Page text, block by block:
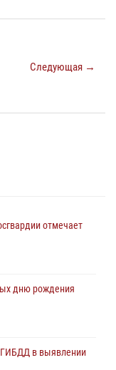
Следующая →
отмечает
дню рождения
ГИБДД в выявлении